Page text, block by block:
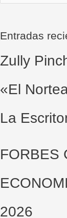
Entradas
Zully
«El
La
FORBES
2026